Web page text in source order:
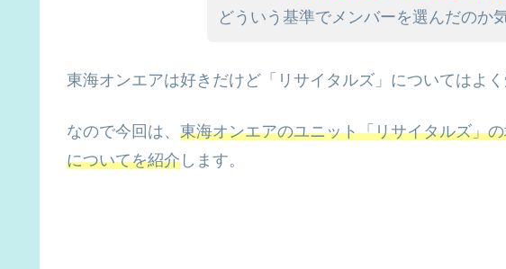
どういう基準でメンバーを選んだのか
東海オンエアは好きだけど「リサイタルズ」についてはよ
なので今回は、 東海オンエアのユニット「リサイタルズ」
についてを紹介 します。